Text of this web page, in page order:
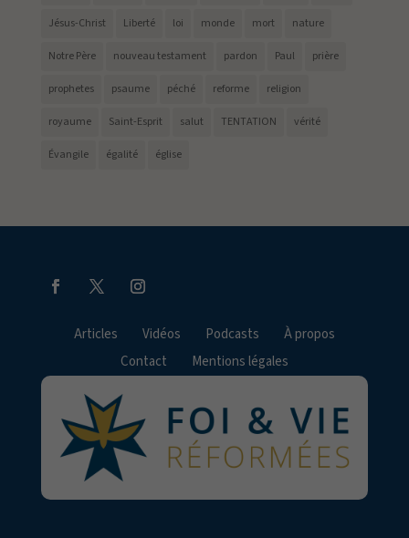
Jésus-Christ Liberté loi monde mort nature
Notre Père nouveau testament pardon Paul prière
prophetes psaume péché reforme religion
royaume Saint-Esprit salut TENTATION vérité
Évangile égalité église
Articles Vidéos Podcasts
À propos
Contact
Mentions légales